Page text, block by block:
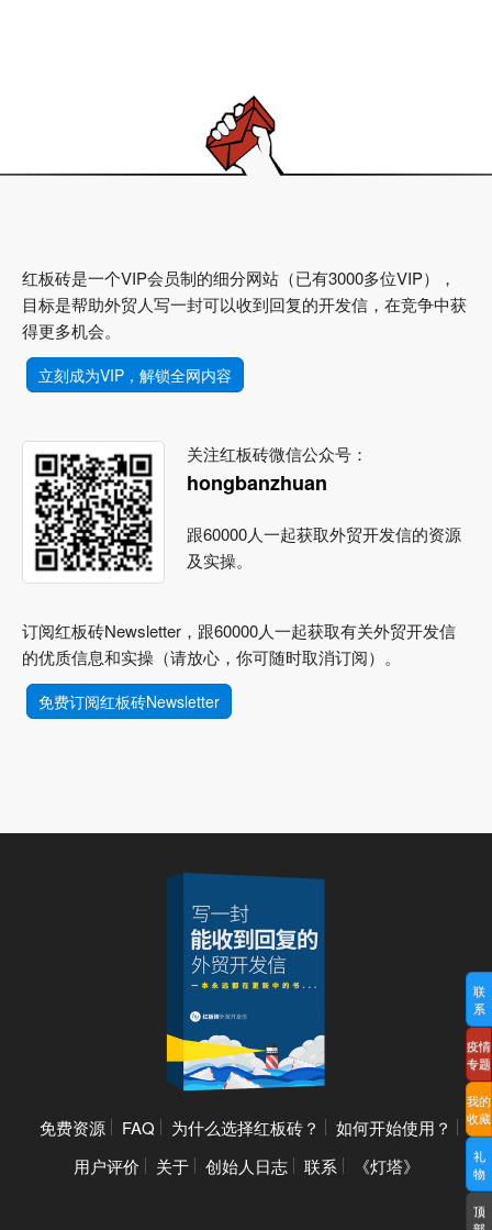
红板砖是一个VIP会员制的细分网站（已有3000多位VIP），
目标是帮助外贸人写一封可以收到回复的开发信，在竞争中获
得更多机会。
立刻成为VIP，解锁全网内容
关注红板砖微信公众号：
hongbanzhuan
跟60000人一起获取外贸开发信的资源
及实操。
订阅红板砖Newsletter，跟60000人一起获取有关外贸开发信
的优质信息和实操（请放心，你可随时取消订阅）。
免费订阅红板砖Newsletter
免费资源 FAQ 为什么选择红板砖？
如何开始使用？
用户评价
关于 创始人日志 联系 《灯塔》
联
系
疫情
专题
我的
收藏
礼
物
顶